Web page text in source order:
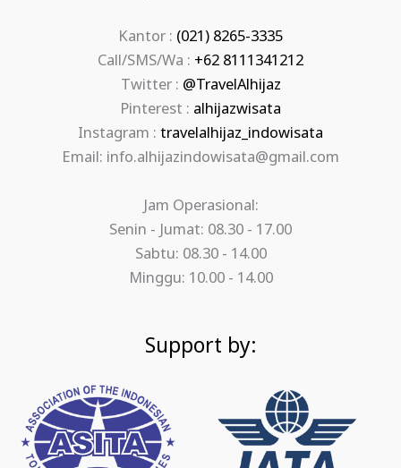
Kantor : (021) 8265-3335
Call/SMS/Wa : +62 8111341212
Twitter : @TravelAlhijaz
Pinterest : alhijazwisata
Instagram : travelalhijaz_indowisata
Email: info.alhijazindowisata@gmail.com
Jam Operasional:
Senin - Jumat: 08.30 - 17.00
Sabtu: 08.30 - 14.00
Minggu: 10.00 - 14.00
Support by: